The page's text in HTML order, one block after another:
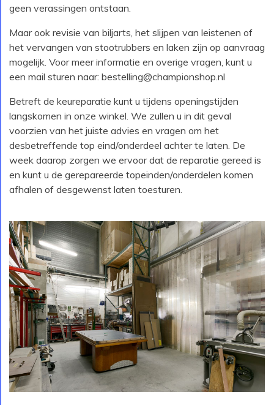
geen verassingen ontstaan.
Maar ook revisie van biljarts, het slijpen van leistenen of
het vervangen van stootrubbers en laken zijn op aanvraag
mogelijk. Voor meer informatie en overige vragen, kunt u
een mail sturen naar: bestelling@championshop.nl
Betreft de keureparatie kunt u tijdens openingstijden
langskomen in onze winkel. We zullen u in dit geval
voorzien van het juiste advies en vragen om het
desbetreffende top eind/onderdeel achter te laten. De
week daarop zorgen we ervoor dat de reparatie gereed is
en kunt u de gerepareerde topeinden/onderdelen komen
afhalen of desgewenst laten toesturen.